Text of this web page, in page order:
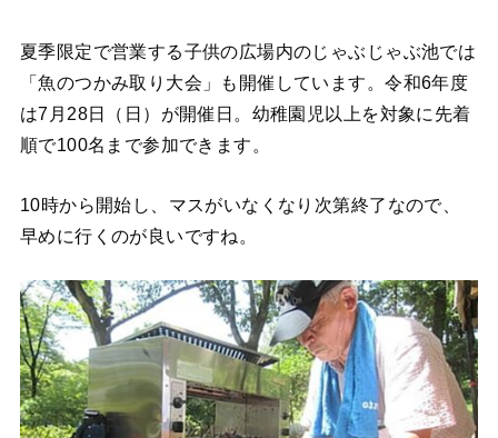
夏季限定で営業する子供の広場内のじゃぶじゃぶ池では
「魚のつかみ取り大会」も開催しています。令和6年度
は7月28日（日）が開催日。幼稚園児以上を対象に先着
順で100名まで参加できます。
10時から開始し、マスがいなくなり次第終了なので、
早めに行くのが良いですね。